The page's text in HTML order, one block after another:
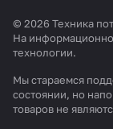
© 2026 Техника
На
технологии.
Мы стараемся
состоянии, но
товаров не